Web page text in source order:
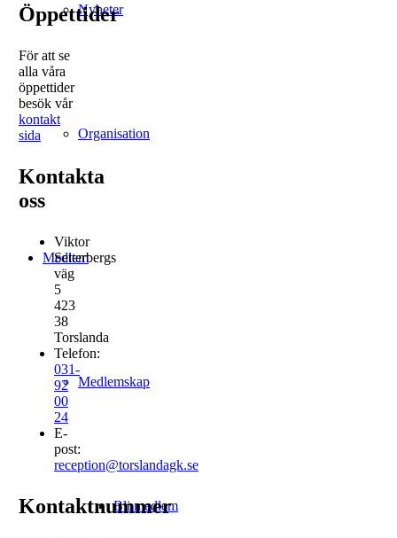
Nyheter
Organisation
Medlem
Medlemskap
Bli medlem
Öppettider
För att se
alla våra
öppettider
besök vår
kontakt
sida
Kontakta
oss
Viktor
Setterbergs
väg
5
423
38
Torslanda
Telefon:
031-
92
00
24
E-
post:
reception@torslandagk.se
Kontaktnummer